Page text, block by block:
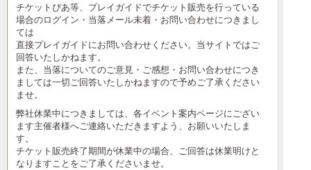
チケットぴあ等、プレイガイドでチケット販売を行っている
場合のログイン・当落メール未着・お問い合わせにつきまし
ては
直接プレイガイドにお問い合わせください。当サイトではご
回答いたしかねます。
また、当落についてのご意見・ご感想・お問い合わせにつき
ましては一切ご回答いたしかねますので予めご了承ください
ませ。
弊社休業中につきましては、各イベント案内ページにござい
ます主催者様へご連絡いただきますよう、お願いいたしま
す。
チケット販売終了期間が休業中の場合、ご回答は休業明けと
なりますことをご了承くださいませ。